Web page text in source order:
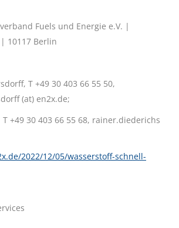
Fuels und Energie e.V. |
10117 Berlin
T +49 30 403 66 55 50,
(at) en2x.de;
+49 30 403 66 55 68, rainer.diederichs
2022/12/05/wasserstoff-schnell-